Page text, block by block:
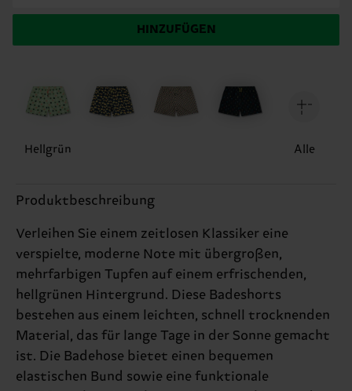
HINZUFÜGEN
Hellgrün Alle
Produktbeschreibung
Verleihen Sie einem zeitlosen Klassiker eine
verspielte, moderne Note mit übergroßen,
mehrfarbigen Tupfen auf einem erfrischenden,
hellgrünen Hintergrund. Diese Badeshorts
bestehen aus einem leichten, schnell trocknenden
Material, das für lange Tage in der Sonne gemacht
ist. Die Badehose bietet einen bequemen
elastischen Bund sowie eine funktionale